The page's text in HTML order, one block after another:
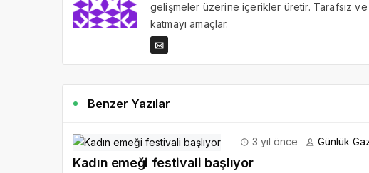
gelişmeler üzerine içerikler üretir. Tarafsız
katmayı amaçlar.
Benzer Yazılar
3 yıl önce Günlük
Kadın emeği festivali başlıyor